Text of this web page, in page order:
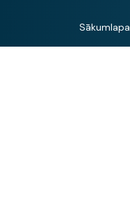
Sākumlapa